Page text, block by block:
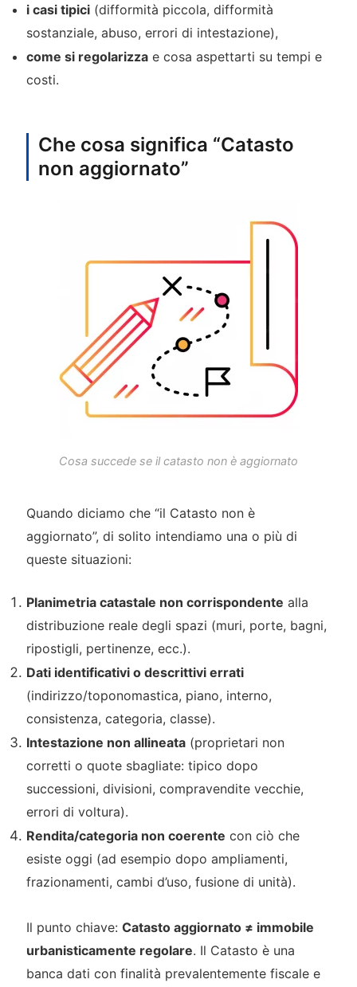
i casi tipici(difformità piccola, difformità
sostanziale, abuso, errori di intestazione),
come si regolarizzae cosa aspettarti su tempi e
costi.
Che cosa significa “Catasto
non aggiornato”
Cosa succede se il catasto non è aggiornato
Quando diciamo che “il Catasto non è
aggiornato”, di solito intendiamo una o più di
queste situazioni:
Planimetria catastale non corrispondente alla
distribuzione reale degli spazi (muri, porte, bagni,
ripostigli, pertinenze, ecc.).
Dati identificativi o descrittivi errati
(indirizzo/toponomastica, piano, interno,
consistenza, categoria, classe).
Intestazione non allineata(proprietari non
corretti o quote sbagliate: tipico dopo
successioni, divisioni, compravendite vecchie,
errori di voltura).
Rendita/categoria non coerente con ciò che
esiste oggi (ad esempio dopo ampliamenti,
frazionamenti, cambi d’uso, fusione di unità).
Il punto chiave: Catasto aggiornato ≠ immobile
urbanisticamente regolare. Il Catasto è una
banca dati con finalità prevalentemente fiscale e